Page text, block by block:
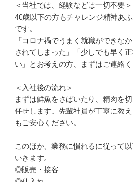
＜当社では、経験などは一切不要＞
40歳以下の方もチャレンジ精神あ
です。
「コロナ禍でうまく就職ができな
されてしまった」「少しでも早く
い」とお考えの方、まずはご連絡く
＜入社後の流れ＞
まずは鮮魚をさばいたり、精肉を
任せします。先輩社員が丁寧に教
もご安心ください。
このほか、業務に慣れるに従って
いきます。
◎販売・接客